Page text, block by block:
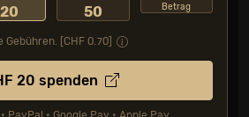
20 50
Betrag
Gebühren. [CHF 0.70
20 spenden